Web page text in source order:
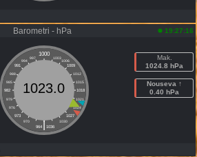
Barometri - hPa 19:27:16
1000
997 1003
994
1006
991
1009
988
1012
985
1015
982
1018
979
1021
976
1024
973
1027
970
1030
|
964 1036
1023.0
Mak.
1024.8 hPa
Nouseva ↑
0.40 hPa